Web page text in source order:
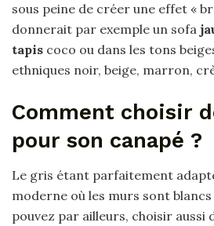
sous peine de créer une effet «
donnerait par exemple un sofa
tapis coco ou dans les tons
ethniques noir, beige, marron,
Comment choisir
pour son canapé ?
Le gris étant parfaitement
moderne où les murs sont
pouvez par ailleurs, choisir aussi